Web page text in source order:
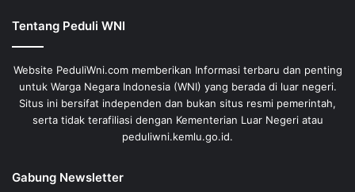
Tentang Peduli WNI
Website PeduliWni.com memberikan Informasi terbaru dan penting
untuk Warga Negara Indonesia (WNI) yang berada di luar negeri.
Situs ini bersifat independen dan bukan situs resmi pemerintah,
serta tidak terafiliasi dengan Kementerian Luar Negeri atau
peduliwni.kemlu.go.id.
Gabung Newsletter